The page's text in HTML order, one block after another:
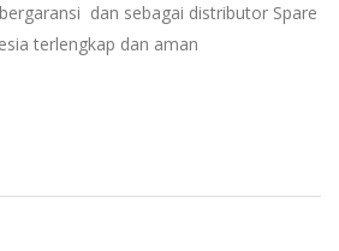
dan sebagai distributor Spare
terlengkap dan aman